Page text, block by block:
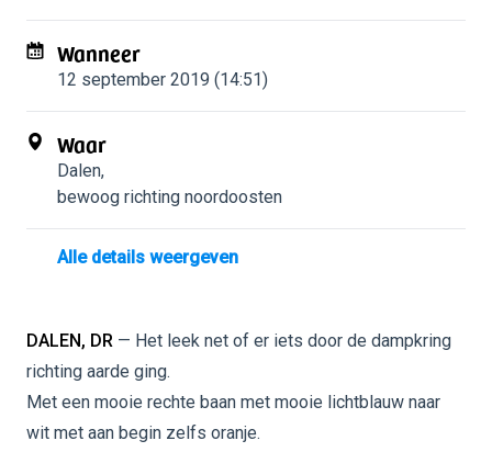
Wanneer
12 september 2019 (14:51)
Waar
Dalen,
bewoog richting noordoosten
Alle details weergeven
DALEN, DR — Het leek net of er iets door de dampkring
richting aarde ging.
Met een mooie rechte baan met mooie lichtblauw naar
wit met aan begin zelfs oranje.